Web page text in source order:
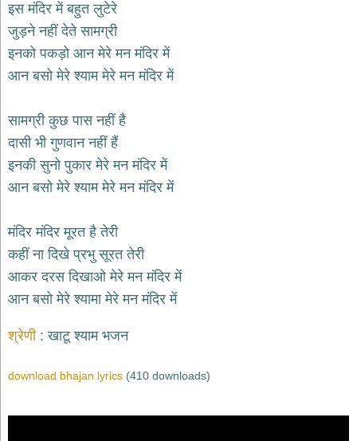
शिव
भजन
shiv
bhajans
हनुमान
hanuman
bhajans
साईं
भजन
bhajans
भजन
jain
bhajans
भजन
bhajans
भजन
इस मंदिर में बहुत लुटेरे
जुड़ने नहीं देते सामग्री
इनको पकड़ो आन मेरे मन मंदिर में
आन बसो मेरे श्याम मेरे मन मंदिर में
सामग्री कुछ पास नहीं है
दासी भी गुणवान नहीं हैं
इनकी सुनो पुकार मेरे मन मंदिर में
आन बसो मेरे श्याम मेरे मन मंदिर में
मंदिर मंदिर मूरत है तेरी
कहीं ना दिखे प्रभु सूरत तेरी
आकर दरस दिखाओ मेरे मन मंदिर में
आन बसो मेरे श्यामा मेरे मन मंदिर में
श्रेणी खाटू श्याम भजन
download bhajan lyrics (410 downloads)